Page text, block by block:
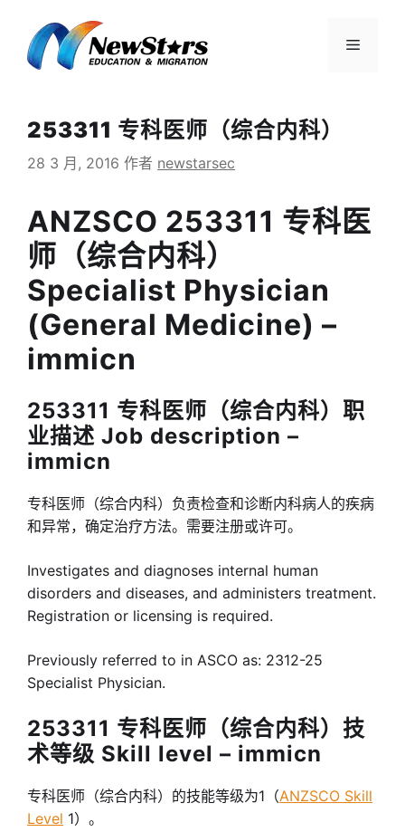
菜
253311 专科医师（综合内科）
28 3 月, 2016 作者 newstarsec
ANZSCO 253311 专科医
师（综合内科）
Specialist Physician
(General Medicine) –
immicn
253311 专科医师（综合内科）职
业描述 Job description –
immicn
专科医师（综合内科）负责检查和诊断内科病人的疾病
和异常，确定治疗方法。需要注册或许可。
Investigates and diagnoses internal human
disorders and diseases, and administers treatment.
Registration or licensing is required.
Previously referred to in ASCO as: 2312-25
Specialist Physician.
253311 专科医师（综合内科）技
术等级 Skill level – immicn
专科医师（综合内科）的技能等级为1（ANZSCO Skill
Level 1）。